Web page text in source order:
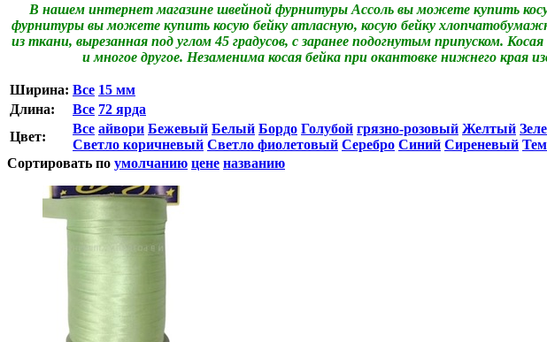
В нашем интернет магазине швейной фурнитуры Ассоль вы можете купить
фурнитуры вы можете купить косую бейку атласную, косую бейку
из ткани, вырезанная под углом 45 градусов, с заранее подогнутым припуском.
и многое другое. Незаменима косая бейка при окантовке нижнего края
Ширина: Все 15 мм
Длина:
Все 72 ярда
Цвет:
Все айвори Бежевый Белый Бордо Голубой грязно-розовый Желтый
Светло коричневый Светло фиолетовый Серебро Синий Сиреневый
Сортировать по умолчанию цене названию